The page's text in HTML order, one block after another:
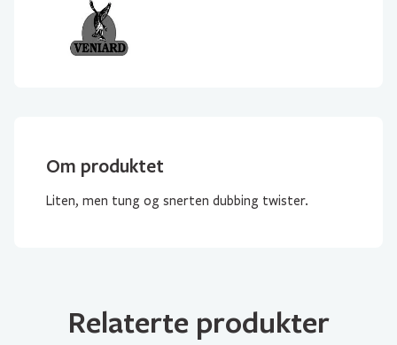
Om produktet
Liten, men tung og snerten dubbing twister.
Relaterte produkter